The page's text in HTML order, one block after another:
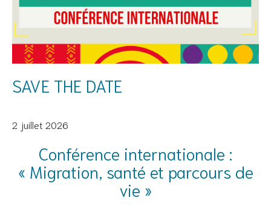
SAVE THE DATE
2 juillet 2026
Conférence internationale :
« Migration, santé et parcours de
vie »